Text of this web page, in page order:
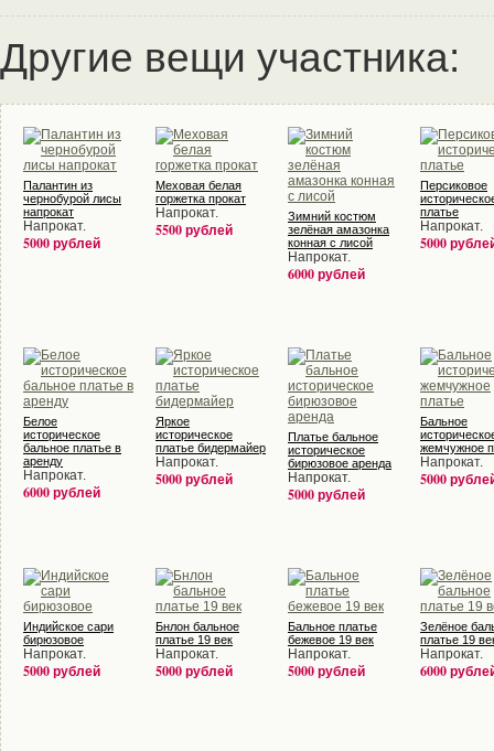
Другие вещи участника:
Палантин из
чернобурой лисы
напрокат
Напрокат.
5000 рублей
Меховая белая
горжетка прокат
Напрокат.
5500 рублей
Зимний костюм
зелёная амазонка
конная с лисой
Напрокат.
6000 рублей
Персиковое
платье
Напрокат.
5000
Белое
историческое
бальное платье в
аренду
Напрокат.
6000 рублей
Яркое
историческое
платье бидермайер
Напрокат.
5000 рублей
Платье бальное
историческое
бирюзовое аренда
Напрокат.
5000 рублей
Бальное
жемчужное
Напрокат.
5000
Индийское сари
бирюзовое
Напрокат.
5000 рублей
Бнлон бальное
платье 19 век
Напрокат.
5000 рублей
Бальное платье
бежевое 19 век
Напрокат.
5000 рублей
Зелёное
платье 19
Напрокат.
6000